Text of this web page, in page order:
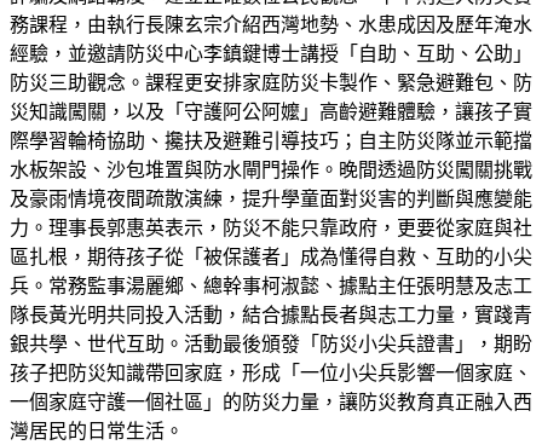
務課程，由執行長陳玄宗介紹西灣地勢、水患成因及歷年淹水
經驗，並邀請防災中心李鎮鍵博士講授「自助、互助、公助」
防災三助觀念。課程更安排家庭防災卡製作、緊急避難包、防
災知識闖關，以及「守護阿公阿嬤」高齡避難體驗，讓孩子實
際學習輪椅協助、攙扶及避難引導技巧；自主防災隊並示範擋
水板架設、沙包堆置與防水閘門操作。晚間透過防災闖關挑戰
及豪雨情境夜間疏散演練，提升學童面對災害的判斷與應變能
力。理事長郭惠英表示，防災不能只靠政府，更要從家庭與社
區扎根，期待孩子從「被保護者」成為懂得自救、互助的小尖
兵。常務監事湯麗鄉、總幹事柯淑懿、據點主任張明慧及志工
隊長黃光明共同投入活動，結合據點長者與志工力量，實踐青
銀共學、世代互助。活動最後頒發「防災小尖兵證書」，期盼
孩子把防災知識帶回家庭，形成「一位小尖兵影響一個家庭、
一個家庭守護一個社區」的防災力量，讓防災教育真正融入西
灣居民的日常生活。